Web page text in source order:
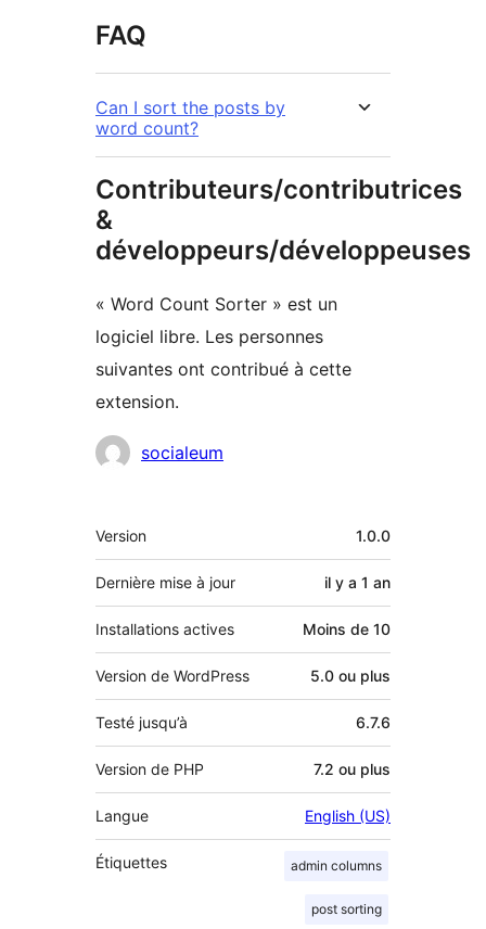
FAQ
Can I sort the posts by
word count?
Contributeurs/contributrices
&
développeurs/développeuses
« Word Count Sorter » est un
logiciel libre. Les personnes
suivantes ont contribué à cette
extension.
Contributeurs
socialeum
Méta
Version 1.0.0
Dernière mise à jour il y a 1 an
Installations actives Moins de 10
Version de WordPress 5.0 ou plus
Testé jusqu’à 6.7.6
Version de PHP 7.2 ou plus
Langue English (US)
Étiquettes admin columns
post sorting